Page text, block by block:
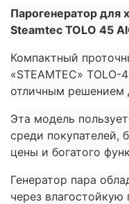
Парогенератор для
Steamtec TOLO 45
Компактный
«STEAMTEC»
отличным решением
Эта модель
среди покупателей,
цены и богатого
Генератор пара
через